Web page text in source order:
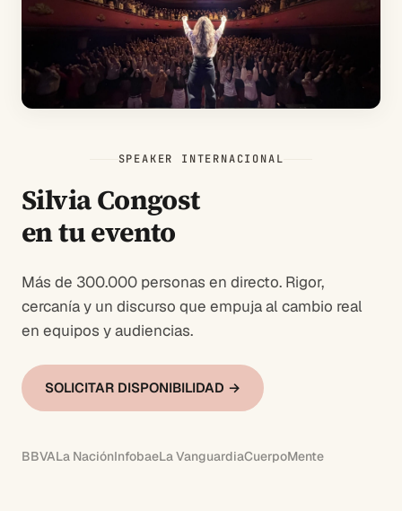
SPEAKER INTERNACIONAL
Silvia Congost
en tu evento
Más de 300.000 personas en directo. Rigor,
cercanía y un discurso que empuja al cambio real
en equipos y audiencias.
SOLICITAR DISPONIBILIDAD →
BBVALa NaciónInfobaeLa VanguardiaCuerpoMente